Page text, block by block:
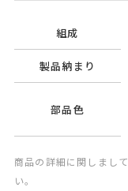
組成
製品納まり
部品色
商品の詳細に関しまし
い。